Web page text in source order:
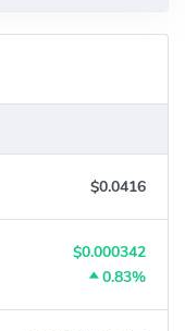
$0.0416
$0.000342
0.83%